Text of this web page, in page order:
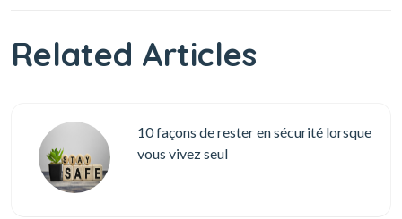
Related Articles
10 façons de rester en sécurité lorsque
vous vivez seul